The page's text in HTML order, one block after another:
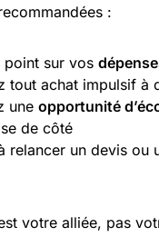
:
point sur vos
tout achat impulsif à
une opportunité
de côté
relancer un devis ou
votre alliée, pas